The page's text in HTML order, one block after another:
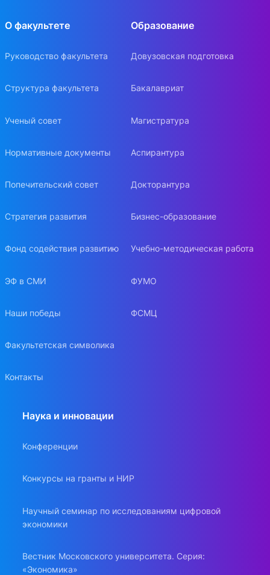
О факультете
Руководство факультета
Структура факультета
Ученый совет
Нормативные документы
Попечительский совет
Стратегия развития
Фонд содействия развитию
ЭФ в СМИ
Наши победы
Факультетская символика
Контакты
Образование
Довузовская подготовка
Бакалавриат
Магистратура
Аспирантура
Докторантура
Бизнес-образование
Учебно-методическая работа
ФУМО
ФСМЦ
Наука и инновации
Конференции
Конкурсы на гранты и НИР
Научный семинар по исследованиям цифровой
экономики
Вестник Московского университета. Серия:
«Экономика»